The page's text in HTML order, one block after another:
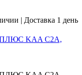
| Доставка 1 день
KAA C2A,